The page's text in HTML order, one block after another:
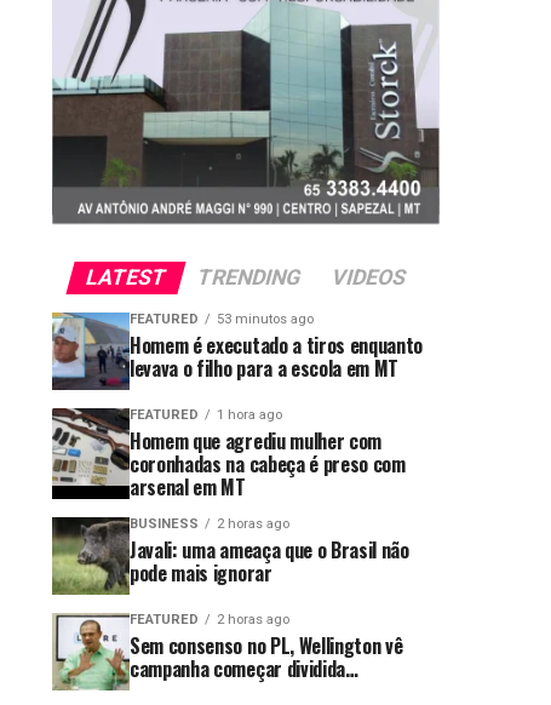
LATEST TRENDING VIDEOS
FEATURED 53 minutos ago
Homem é executado a tiros enquanto
levava o filho para a escola em MT
FEATURED 1 hora ago
Homem que agrediu mulher com
coronhadas na cabeça é preso com
arsenal em MT
BUSINESS 2 horas ago
Javali: uma ameaça que o Brasil não
pode mais ignorar
FEATURED 2 horas ago
Sem consenso no PL, Wellington vê
campanha começar dividida…